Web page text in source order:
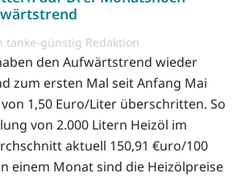
tanke-günstig Redaktion
den Aufwärtstrend wieder
zum ersten Mal seit Anfang Mai
1,50 Euro/Liter überschritten. So
von 2.000 Litern Heizöl im
aktuell 150,91 €uro/100
einem Monat sind die Heizölpreise